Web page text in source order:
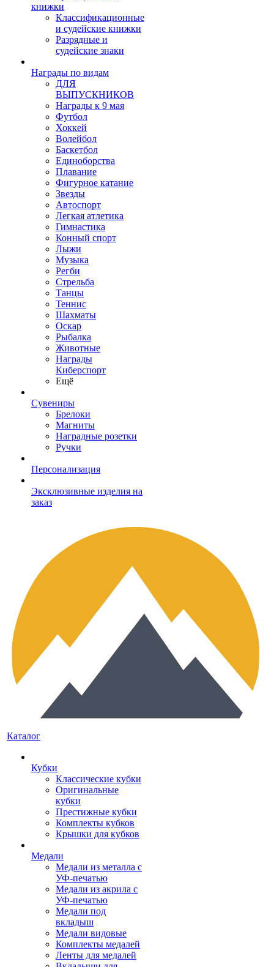
книжки
Классификационные
и судейские книжки
Разрядные и
судейские знаки
Награды по видам
ДЛЯ
ВЫПУСКНИКОВ
Награды к 9 мая
Футбол
Хоккей
Волейбол
Баскетбол
Единоборства
Плавание
Фигурное катание
Звезды
Автоспорт
Легкая атлетика
Гимнастика
Конный спорт
Лыжи
Музыка
Регби
Стрельба
Танцы
Теннис
Шахматы
Оскар
Рыбалка
Животные
Награды
Киберспорт
Ещё
Сувениры
Брелоки
Магниты
Наградные розетки
Ручки
Персонализация
Эксклюзивные изделия на
заказ
Каталог
Кубки
Классические кубки
Оригинальные
кубки
Престижные кубки
Комплекты кубков
Крышки для кубков
Медали
Медали из металла с
УФ-печатью
Медали из акрила с
УФ-печатью
Медали под
вкладыш
Медали видовые
Комплекты медалей
Ленты для медалей